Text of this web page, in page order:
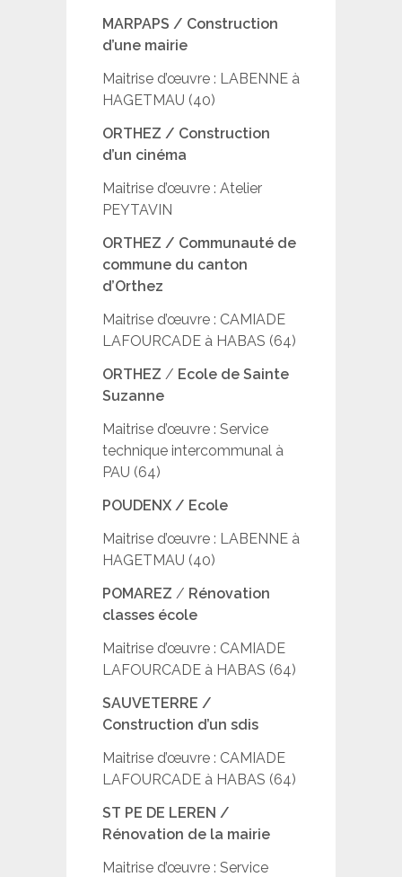
MARPAPS / Construction
d’une mairie
Maitrise d’œuvre : LABENNE à
HAGETMAU (40)
ORTHEZ / Construction
d’un cinéma
Maitrise d’œuvre : Atelier
PEYTAVIN
ORTHEZ / Communauté de
commune du canton
d’Orthez
Maitrise d’œuvre : CAMIADE
LAFOURCADE à HABAS (64)
ORTHEZ / Ecole de Sainte
Suzanne
Maitrise d’œuvre : Service
technique intercommunal à
PAU (64)
POUDENX / Ecole
Maitrise d’œuvre : LABENNE à
HAGETMAU (40)
POMAREZ / Rénovation
classes école
Maitrise d’œuvre : CAMIADE
LAFOURCADE à HABAS (64)
SAUVETERRE /
Construction d’un sdis
Maitrise d’œuvre : CAMIADE
LAFOURCADE à HABAS (64)
ST PE DE LEREN /
Rénovation de la mairie
Maitrise d’œuvre : Service